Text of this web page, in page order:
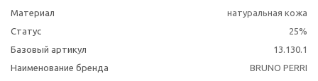
Материал
натуральная кожа
Статус
25%
Базовый артикул
13.130.1
Наименование бренда
BRUNO PERRI